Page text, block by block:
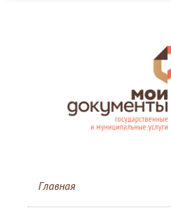
Главная